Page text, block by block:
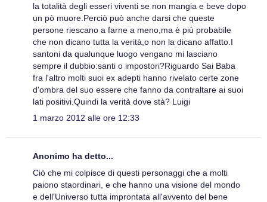
la totalità degli esseri viventi se non mangia e beve dopo
un pò muore.Perciò può anche darsi che queste
persone riescano a farne a meno,ma è più probabile
che non dicano tutta la verità,o non la dicano affatto.I
santoni da qualunque luogo vengano mi lasciano
sempre il dubbio:santi o impostori?Riguardo Sai Baba
fra l'altro molti suoi ex adepti hanno rivelato certe zone
d'ombra del suo essere che fanno da contraltare ai suoi
lati positivi.Quindi la verità dove stà? Luigi
1 marzo 2012 alle ore 12:33
Anonimo ha detto...
Ciò che mi colpisce di questi personaggi che a molti
paiono staordinari, e che hanno una visione del mondo
e dell'Universo tutta improntata all'avvento del bene